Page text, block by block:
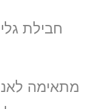
חבילת
מתאימה